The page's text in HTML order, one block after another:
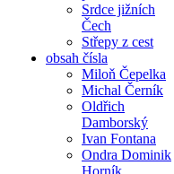
Srdce jižních
Čech
Střepy z cest
obsah čísla
Miloň Čepelka
Michal Černík
Oldřich
Damborský
Ivan Fontana
Ondra Dominik
Horník